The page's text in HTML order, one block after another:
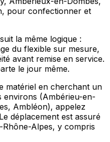
pour confectionner et
la même logique :
du flexible sur mesure,
avant remise en service.
le jour même.
matériel en cherchant un
environs (Ambérieu-en-
Ambléon), appelez
déplacement est assuré
Alpes, y compris